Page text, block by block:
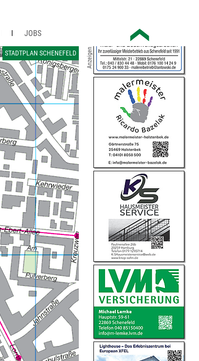
JOBS
STADTPLAN SCHENEFELD Anzeigen